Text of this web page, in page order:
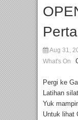
Aug 31,
What's On
Pergi ke
Latihan
Yuk
Untuk lihat